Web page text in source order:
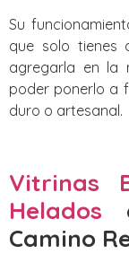
Su
que solo tienes
agregarla en la
poder ponerlo a
duro o artesanal.
Vitrinas
Helados
Camino